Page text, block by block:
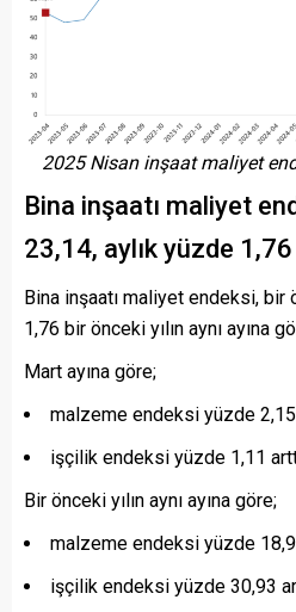
2025 Nisan inşaat maliyet
Bina inşaatı maliyet
23,14, aylık yüzde
Bina inşaatı maliyet endeksi,
1,76 bir önceki yılın aynı ayına
Mart ayına göre;
malzeme endeksi yüzde
işçilik endeksi yüzde 1,11
Bir önceki yılın aynı ayına göre;
malzeme endeksi yüzde
işçilik endeksi yüzde 30,93